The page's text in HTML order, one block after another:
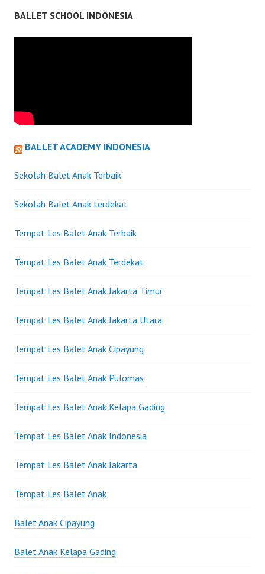
BALLET SCHOOL INDONESIA
BALLET ACADEMY INDONESIA
Sekolah Balet Anak Terbaik
Sekolah Balet Anak terdekat
Tempat Les Balet Anak Terbaik
Tempat Les Balet Anak Terdekat
Tempat Les Balet Anak Jakarta Timur
Tempat Les Balet Anak Jakarta Utara
Tempat Les Balet Anak Cipayung
Tempat Les Balet Anak Pulomas
Tempat Les Balet Anak Kelapa Gading
Tempat Les Balet Anak Indonesia
Tempat Les Balet Anak Jakarta
Tempat Les Balet Anak
Balet Anak Cipayung
Balet Anak Kelapa Gading